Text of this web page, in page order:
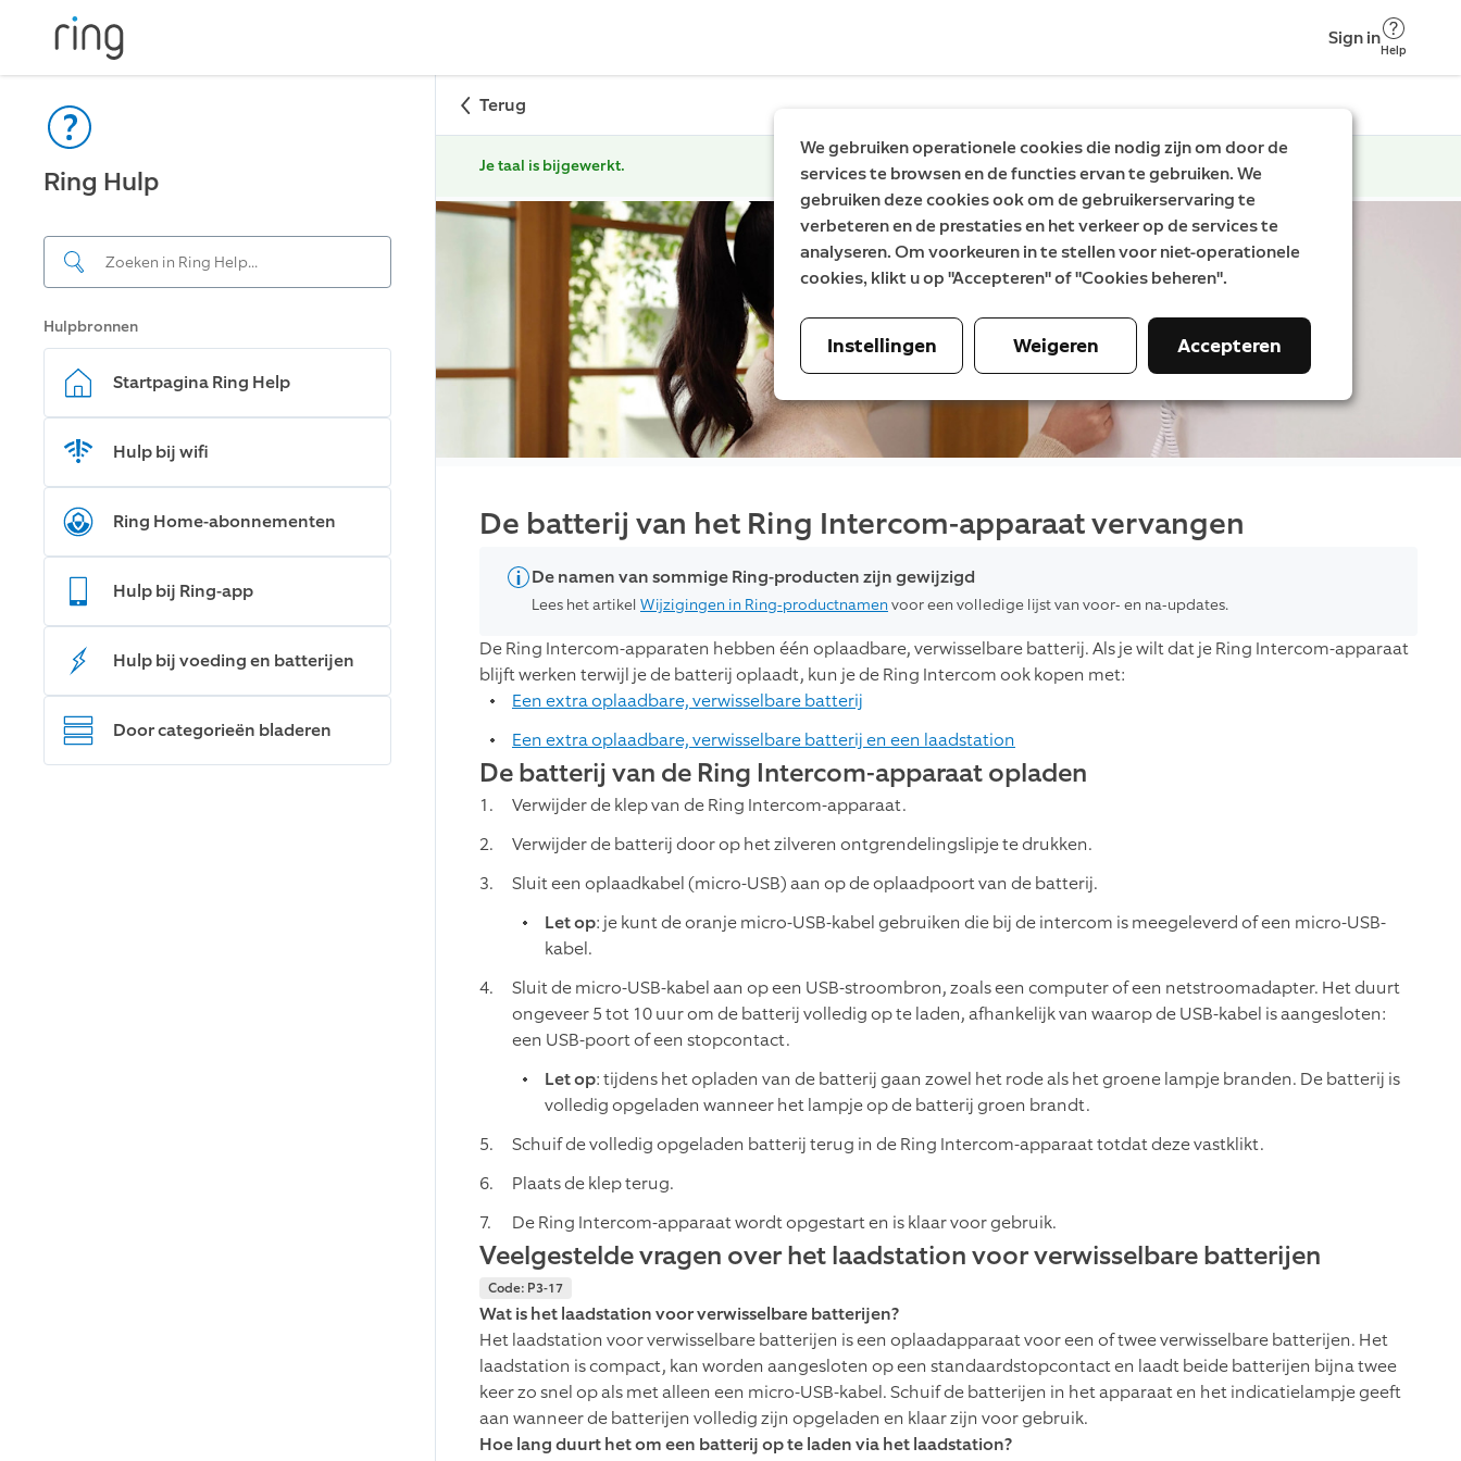
Sign in
Help
Ring Hulp
Hulpbronnen
Startpagina Ring Help
Hulp bij wifi
Ring Home-abonnementen
Hulp bij Ring-app
Hulp bij voeding en batterijen
Door categorieën bladeren
Terug
Je taal is bijgewerkt.
De batterij van het Ring Intercom-apparaat vervangen
De namen van sommige Ring-producten zijn gewijzigd
Lees het artikel Wijzigingen in Ring-productnamen voor een volledige lijst van voor- en na-updates.
De Ring Intercom-apparaten hebben één oplaadbare, verwisselbare batterij. Als je wilt dat je Ring Intercom-apparaat
blijft werken terwijl je de batterij oplaadt, kun je de Ring Intercom ook kopen met:
Een extra oplaadbare, verwisselbare batterij
Een extra oplaadbare, verwisselbare batterij en een laadstation
De batterij van de Ring Intercom-apparaat opladen
Verwijder de klep van de Ring Intercom-apparaat.
Verwijder de batterij door op het zilveren ontgrendelingslipje te drukken.
Sluit een oplaadkabel (micro-USB) aan op de oplaadpoort van de batterij.
Let op: je kunt de oranje micro-USB-kabel gebruiken die bij de intercom is meegeleverd of een micro-USB-
kabel.
Sluit de micro-USB-kabel aan op een USB-stroombron, zoals een computer of een netstroomadapter. Het duurt
ongeveer 5 tot 10 uur om de batterij volledig op te laden, afhankelijk van waarop de USB-kabel is aangesloten:
een USB-poort of een stopcontact.
Let op: tijdens het opladen van de batterij gaan zowel het rode als het groene lampje branden. De batterij is
volledig opgeladen wanneer het lampje op de batterij groen brandt.
Schuif de volledig opgeladen batterij terug in de Ring Intercom-apparaat totdat deze vastklikt.
Plaats de klep terug.
De Ring Intercom-apparaat wordt opgestart en is klaar voor gebruik.
Veelgestelde vragen over het laadstation voor verwisselbare batterijen
Code: P3-17
Wat is het laadstation voor verwisselbare batterijen?
Het laadstation voor verwisselbare batterijen is een oplaadapparaat voor een of twee verwisselbare batterijen. Het
laadstation is compact, kan worden aangesloten op een standaardstopcontact en laadt beide batterijen bijna twee
keer zo snel op als met alleen een micro-USB-kabel. Schuif de batterijen in het apparaat en het indicatielampje geeft
aan wanneer de batterijen volledig zijn opgeladen en klaar zijn voor gebruik.
Hoe lang duurt het om een batterij op te laden via het laadstation?
We gebruiken operationele cookies die nodig zijn om door de
services te browsen en de functies ervan te gebruiken. We
gebruiken deze cookies ook om de gebruikerservaring te
verbeteren en de prestaties en het verkeer op de services te
analyseren. Om voorkeuren in te stellen voor niet-operationele
cookies, klikt u op "Accepteren" of "Cookies beheren".
Instellingen Weigeren Accepteren